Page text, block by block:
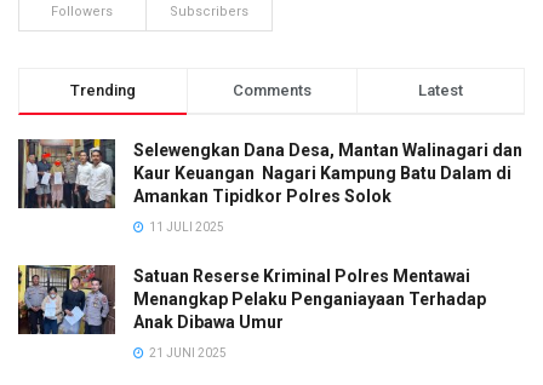
Followers Subscribers
Trending Comments Latest
Selewengkan Dana Desa, Mantan Walinagari dan
Kaur Keuangan Nagari Kampung Batu Dalam di
Amankan Tipidkor Polres Solok
11 JULI 2025
Satuan Reserse Kriminal Polres Mentawai
Menangkap Pelaku Penganiayaan Terhadap
Anak Dibawa Umur
21 JUNI 2025